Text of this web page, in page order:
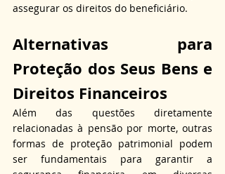
assegurar os direitos do beneficiário.
Alternativas para
Proteção dos Seus Bens e
Direitos Financeiros
Além das questões diretamente
relacionadas à pensão por morte, outras
formas de proteção patrimonial podem
ser fundamentais para garantir a